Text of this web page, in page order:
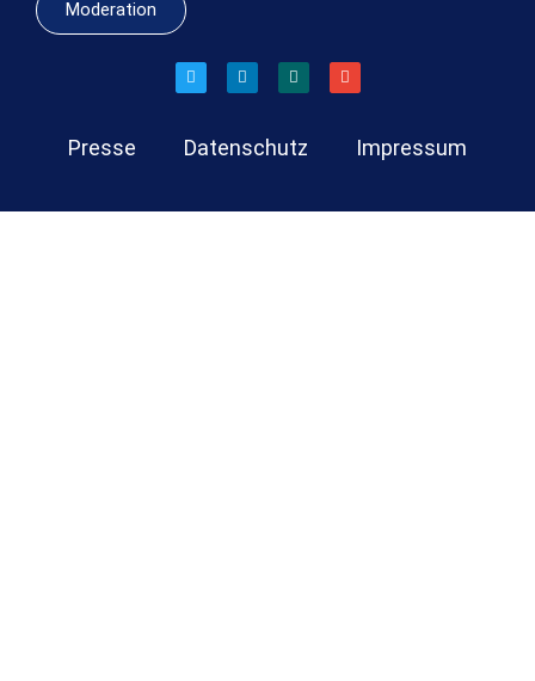
Moderation
Presse Datenschutz Impressum